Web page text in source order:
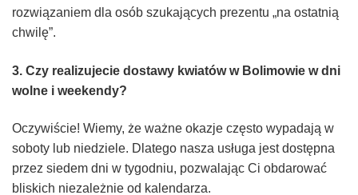
rozwiązaniem dla osób szukających prezentu „na ostatnią
chwilę”.
3. Czy realizujecie dostawy kwiatów w Bolimowie w dni
wolne i weekendy?
Oczywiście! Wiemy, że ważne okazje często wypadają w
soboty lub niedziele. Dlatego nasza usługa jest dostępna
przez siedem dni w tygodniu, pozwalając Ci obdarować
bliskich niezależnie od kalendarza.